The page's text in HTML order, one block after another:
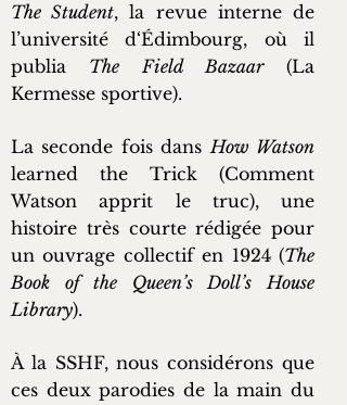
The Student, la revue interne de
l’université d‘Édimbourg, où il
publia The Field Bazaar(La
Kermesse sportive).
La seconde fois dansHow Watson
learned the Trick (Comment
Watson apprit le truc), une
histoire très courte rédigée pour
un ouvrage collectif en 1924 (The
Book of the Queen’s Doll’s House
Library).
À la SSHF, nous considérons que
ces deux parodies de la main du